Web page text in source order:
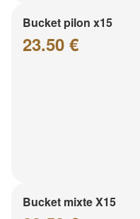
Bucket pilon x15
23.50 €
Bucket mixte X15